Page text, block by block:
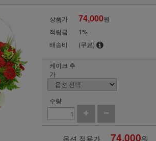
상품가 74,000원
적립금
1%
배송비
(무료)
케이크 추
가
수량
옵션 적용가 74,000원